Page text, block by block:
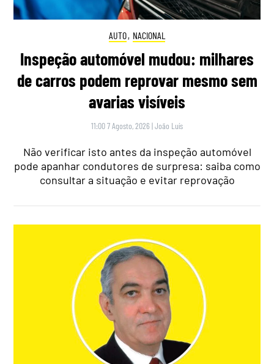
AUTO, NACIONAL
Inspeção automóvel mudou: milhares
de carros podem reprovar mesmo sem
avarias visíveis
11:00 7 Agosto, 2026 |João Luís
Não verificar isto antes da inspeção automóvel
pode apanhar condutores de surpresa: saiba como
consultar a situação e evitar reprovação